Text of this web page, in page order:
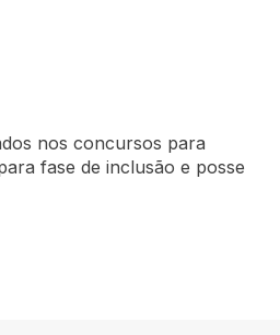
nos concursos para
fase de inclusão e posse